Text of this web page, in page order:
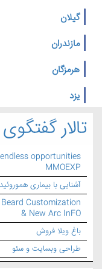
گیلان
مازندران
هرمزگان
یزد
تالار
opportunities
MMOEXP
آشنایی با بیماری هموروئید
Customization
& New Arc InFO
باغ ویلا فروش
طراحی وبسایت و سئو